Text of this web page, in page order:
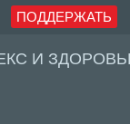
ПОДДЕРЖАТЬ
И